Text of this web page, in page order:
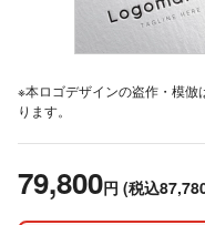
※本ロゴデザインの盗作・模倣
ります。
79,800円 (税込